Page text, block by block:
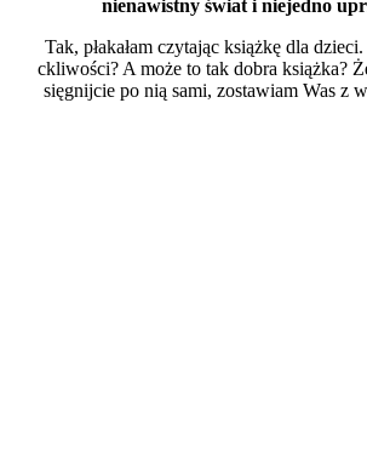
nienawistny świat i niejedno
Tak, płakałam czytając książkę dla
ckliwości? A może to tak dobra książka?
sięgnijcie po nią sami, zostawiam Was z